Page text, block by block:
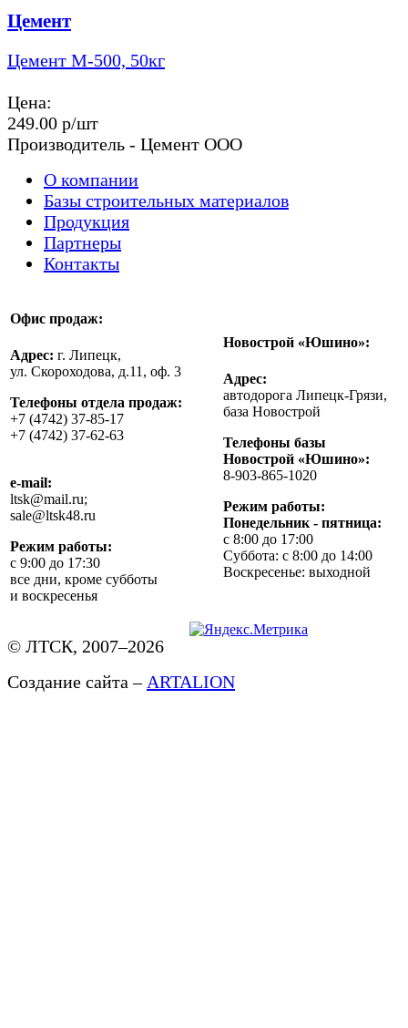
Цемент
Цемент М-500, 50кг
Цена:
249.00 р/шт
Производитель - Цемент ООО
О компании
Базы строительных материалов
Продукция
Партнеры
Контакты
Офис продаж:
Адрес: г. Липецк,
ул. Скороходова, д.11, оф. 3
Телефоны отдела продаж:
+7 (4742) 37-85-17
+7 (4742) 37-62-63
e-mail:
ltsk@mail.ru;
sale@ltsk48.ru
Режим работы:
с 9:00 до 17:30
все дни, кроме субботы
и воскресенья
Новострой «Юшино»:
Адрес:
автодорога Липецк-Грязи,
база Новострой
Телефоны базы
Новострой «Юшино»:
8-903-865-1020
Режим работы:
Понедельник - пятница:
с 8:00 до 17:00
Суббота: с 8:00 до 14:00
Воскресенье: выходной
© ЛТСК, 2007–2026
Создание сайта – ARTALION